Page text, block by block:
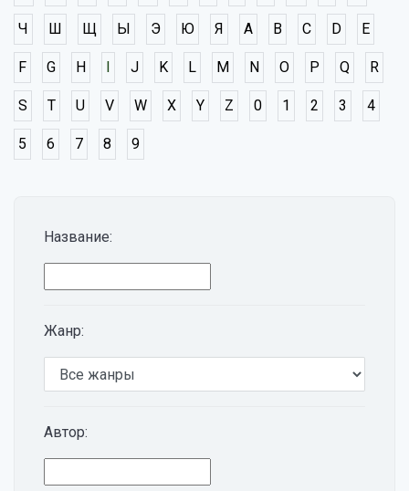
Название:
Жанр:
Автор:
Ч Ш Щ Ы Э Ю Я A B C D E
F G H I J K L M N O P Q R
S T U V W X Y Z 0 1 2 3 4
5 6 7 8 9